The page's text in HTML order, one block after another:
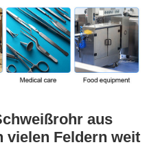
aus
vielen Feldern weit